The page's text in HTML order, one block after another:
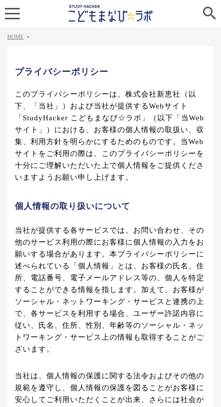

HOME >
プライバシーポリシー
このプライバシーポリシーは、株式会社新恵社（以
下、「当社」）および当社が提供するWebサイト
「StudyHacker こどもまなび☆ラボ」（以下「当Web
サイト」）における、お客様の個人情報の取扱い、収
集、利用方針を明らかにするためのものです。当Web
サイトをご利用の際は、このプライバシーポリシーを
十分にご理解いただいた上で個人情報をご提供くださ
いますようお願い申し上げます。
個人情報の取り扱いについて
当社が提供する各サービスでは、お問い合わせ、その
他のサービス利用の際にお客様に個人情報の入力をお
願いする場合があります。本プライバシーポリシーに
述べられている「個人情報」とは、お客様の氏名、住
所、電話番号、電子メールアドレス等の、個人を特定
することができる情報を指します。加えて、お客様が
ソーシャル・ネットワーキング・サービスと連携の上
で、各サービスを利用する場合、ユーザー許諾内容に
従い、氏名、住所、性別、年齢等のソーシャル・ネッ
トワーキング・サービス上の情報も取得することがご
ざいます。
当社は、個人情報の保護に関する法令およびその他の
規範を遵守し、個人情報の保護を図ることがお客様に
安心してご利用いただくことが出来、さらには社会か